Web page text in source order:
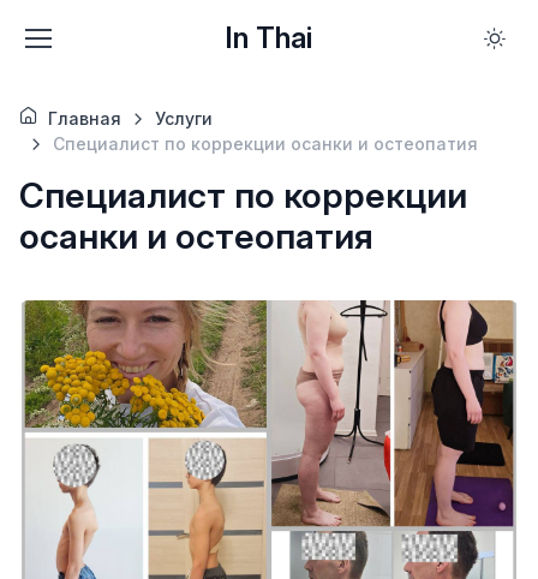
In Thai
Главная
Услуги
Специалист по коррекции осанки и остеопатия
Специалист по коррекции
осанки и остеопатия